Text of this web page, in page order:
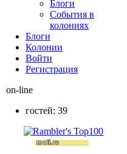
Блоги
События в
колониях
Блоги
Колонии
Войти
Peгиcтpaция
on-line
гостей: 39